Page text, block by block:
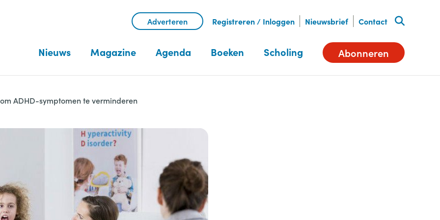
Adverteren Registreren / Inloggen Nieuwsbrief Contact
Nieuws Magazine Agenda Boeken Scholing Abonneren
ADHD-symptomen te verminderen